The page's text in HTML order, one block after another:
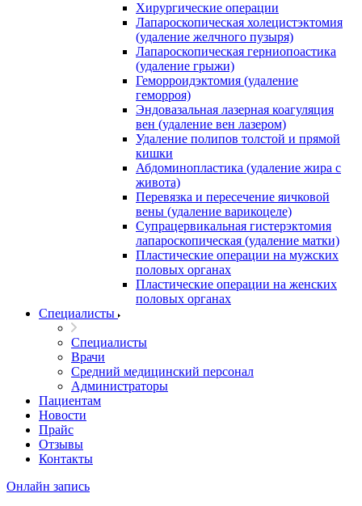
Хирургические операции
Лапароскопическая холецистэктомия
(удаление желчного пузыря)
Лапароскопическая герниопоастика
(удаление грыжи)
Геморроидэктомия (удаление
геморроя)
Эндовазальная лазерная коагуляция
вен (удаление вен лазером)
Удаление полипов толстой и прямой
кишки
Абдоминопластика (удаление жира с
живота)
Перевязка и пересечение яичковой
вены (удаление варикоцеле)
Супрацервикальная гистерэктомия
лапароскопическая (удаление матки)
Пластические операции на мужских
половых органах
Пластические операции на женских
половых органах
Специалисты
Специалисты
Врачи
Средний медицинский персонал
Администраторы
Пациентам
Новости
Прайс
Отзывы
Контакты
Онлайн запись